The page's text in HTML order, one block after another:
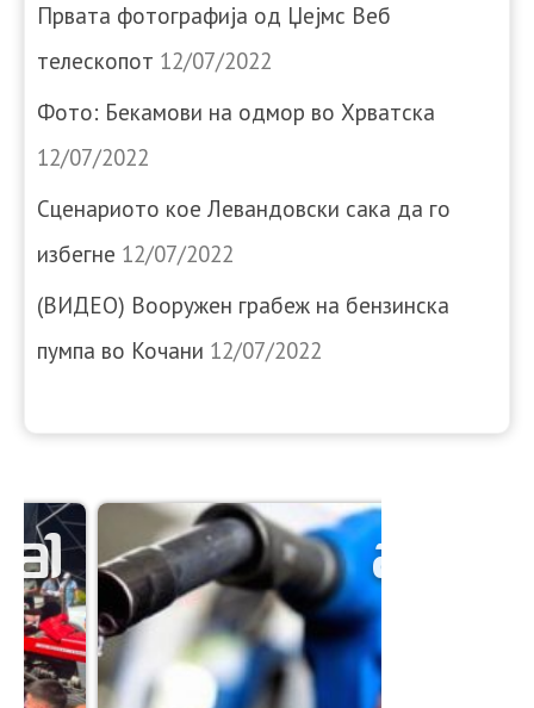
Првата фотографија од Џејмс Веб
телескопот 12/07/2022
Фото: Бекамови на одмор во Хрватска
12/07/2022
Сценариото кое Левандовски сака да го
избегне 12/07/2022
(ВИДЕО) Вооружен грабеж на бензинска
пумпа во Кочани 12/07/2022